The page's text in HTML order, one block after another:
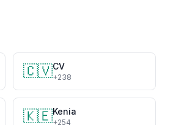
🇨🇻CV
+238
🇰🇪Kenia
+254